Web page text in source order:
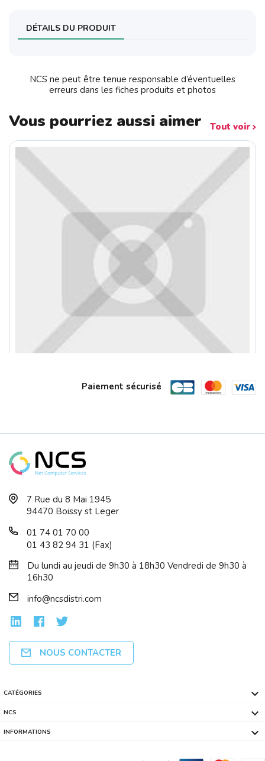
DÉTAILS DU PRODUIT
NCS ne peut être tenue responsable d’éventuelles
erreurs dans les fiches produits et photos
Vous pourriez aussi aimer Tout voir
Paiement sécurisé
7 Rue du 8 Mai 1945
94470 Boissy st Leger
01 74 01 70 00
01 43 82 94 31 (Fax)
Du lundi au jeudi de 9h30 à 18h30 Vendredi de 9h30 à
16h30
info@ncsdistri.com
NOUS CONTACTER
CATÉGORIES 
NCS 
INFORMATIONS 